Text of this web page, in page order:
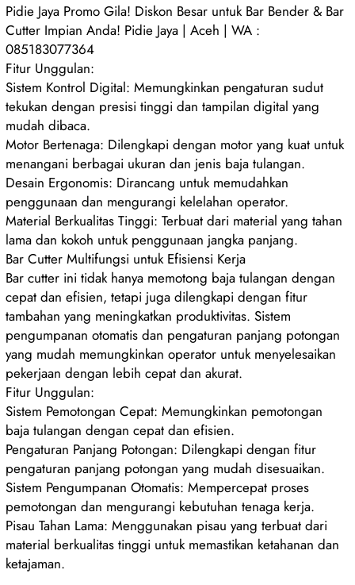
Pidie Jaya Promo Gila! Diskon Besar untuk Bar Bender & Bar
Cutter Impian Anda! Pidie Jaya | Aceh | WA :
085183077364
Fitur Unggulan:
Sistem Kontrol Digital: Memungkinkan pengaturan sudut
tekukan dengan presisi tinggi dan tampilan digital yang
mudah dibaca.
Motor Bertenaga: Dilengkapi dengan motor yang kuat untuk
menangani berbagai ukuran dan jenis baja tulangan.
Desain Ergonomis: Dirancang untuk memudahkan
penggunaan dan mengurangi kelelahan operator.
Material Berkualitas Tinggi: Terbuat dari material yang tahan
lama dan kokoh untuk penggunaan jangka panjang.
Bar Cutter Multifungsi untuk Efisiensi Kerja
Bar cutter ini tidak hanya memotong baja tulangan dengan
cepat dan efisien, tetapi juga dilengkapi dengan fitur
tambahan yang meningkatkan produktivitas. Sistem
pengumpanan otomatis dan pengaturan panjang potongan
yang mudah memungkinkan operator untuk menyelesaikan
pekerjaan dengan lebih cepat dan akurat.
Fitur Unggulan:
Sistem Pemotongan Cepat: Memungkinkan pemotongan
baja tulangan dengan cepat dan efisien.
Pengaturan Panjang Potongan: Dilengkapi dengan fitur
pengaturan panjang potongan yang mudah disesuaikan.
Sistem Pengumpanan Otomatis: Mempercepat proses
pemotongan dan mengurangi kebutuhan tenaga kerja.
Pisau Tahan Lama: Menggunakan pisau yang terbuat dari
material berkualitas tinggi untuk memastikan ketahanan dan
ketajaman.